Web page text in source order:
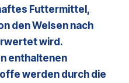
Futtermittel,
den Welsen nach
wird .
enthaltenen
werden durch die